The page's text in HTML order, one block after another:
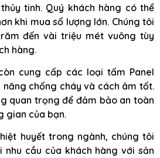
tinh. Quý khách hàng có thể
khi mua số lượng lớn. Chúng tôi
đến vài triệu mét vuông tùy
hàng.
cung cấp các loại tấm Panel
chống cháy và cách âm tốt.
quan trọng để đảm bảo an toàn
gian của bạn.
huyết trong ngành, chúng tôi
cầu của khách hàng với sản